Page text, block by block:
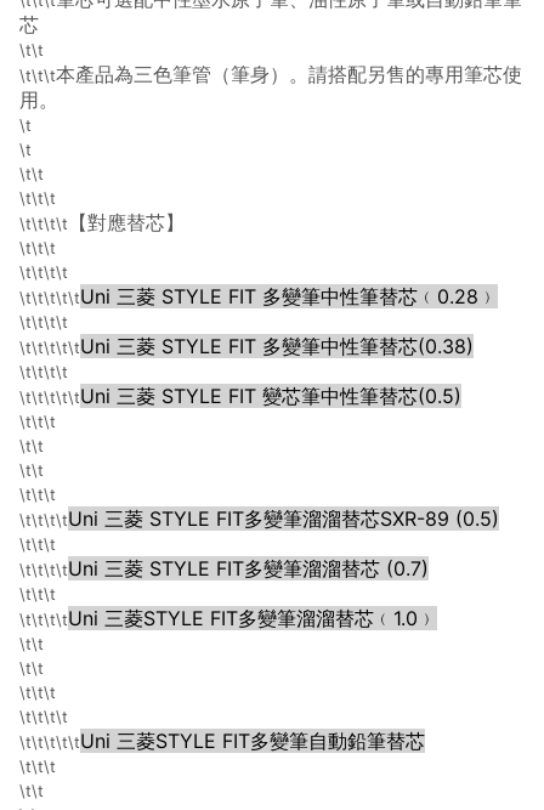
芯
\t\t
\t\t\t本產品為三色筆管（筆身）。請搭配另售的專用筆芯使
用。
\t
\t
\t\t
\t\t\t
\t\t\t\t
【對應替芯】
\t\t\t
\t\t\t\t
\t\t\t\t\tUni 三菱 STYLE FIT 多變筆中性筆替芯﹙0.28﹚
\t\t\t\t
\t\t\t\t\tUni 三菱 STYLE FIT 多變筆中性筆替芯(0.38)
\t\t\t\t
\t\t\t\t\tUni 三菱 STYLE FIT 變芯筆中性筆替芯(0.5)
\t\t\t
\t\t
\t\t
\t\t\t
\t\t\t\tUni 三菱 STYLE FIT多變筆溜溜替芯SXR-89 (0.5)
\t\t\t
\t\t\t\tUni 三菱 STYLE FIT多變筆溜溜替芯 (0.7)
\t\t\t
\t\t\t\tUni 三菱STYLE FIT多變筆溜溜替芯﹙1.0﹚
\t\t
\t\t
\t\t\t
\t\t\t\t
\t\t\t\t\tUni 三菱STYLE FIT多變筆自動鉛筆替芯
\t\t\t
\t\t